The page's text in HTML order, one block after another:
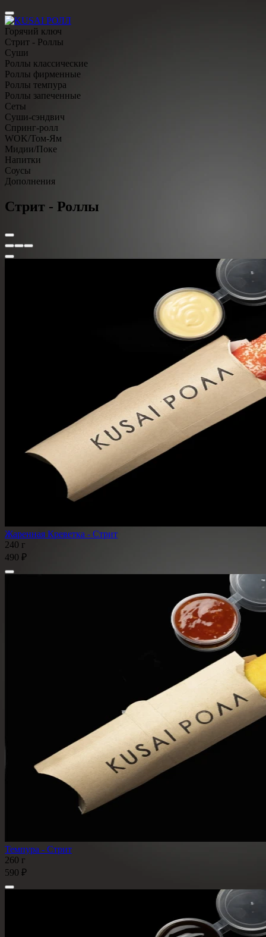
Горячий ключ
Стрит - Роллы
Суши
Роллы классические
Роллы фирменные
Роллы темпура
Роллы запеченные
Сеты
Суши-сэндвич
Спринг-ролл
WOK/Том-Ям
Мидии/Поке
Напитки
Соусы
Дополнения
Стрит - Роллы
Жаренная Креветка - Стрит
240 г
490 ₽
Темпура - Стрит
260 г
590 ₽